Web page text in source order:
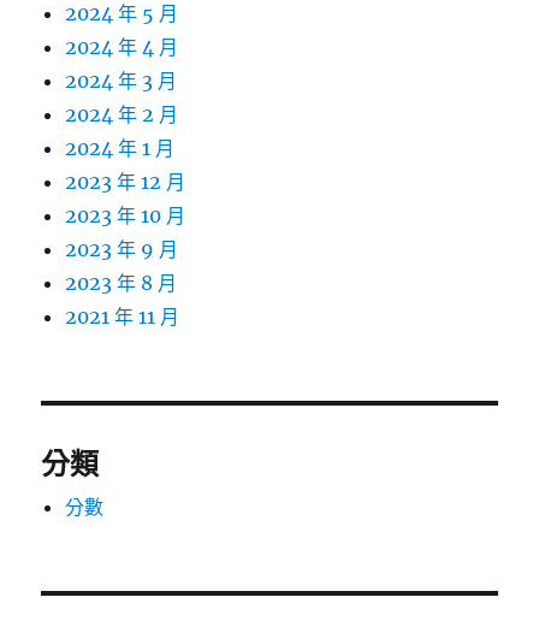
2024 年 5 月
2024 年 4 月
2024 年 3 月
2024 年 2 月
2024 年 1 月
2023 年 12 月
2023 年 10 月
2023 年 9 月
2023 年 8 月
2021 年 11 月
分類
分數